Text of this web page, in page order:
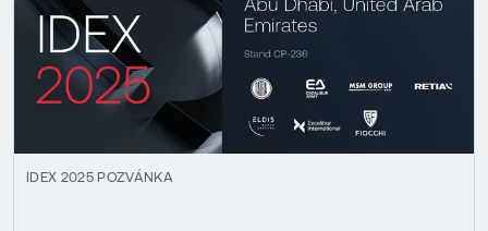
IDEX 2025 POZVÁNKA